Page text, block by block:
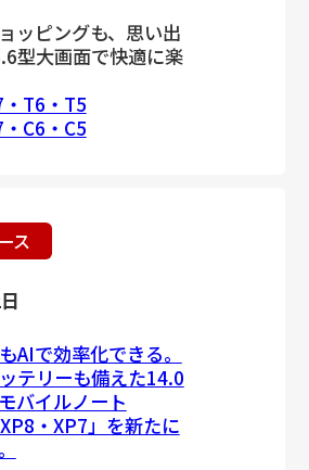
ッピングも、思い出
型大画面で快適に楽
T6・T5
C6・C5
ス
AIで効率化できる。
テリーも備えた14.0
バイルノート
・XP7」を新たに